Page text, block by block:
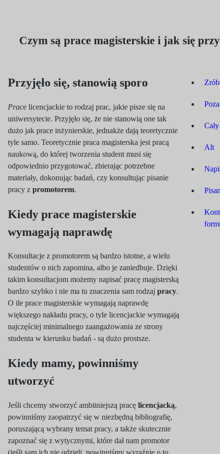
Czym są prace magisterskie i jak się
Przyjęło się, stanowią sporo
Prace licencjackie to rodzaj prac, jakie pisze się na
uniwersytecie. Przyjęło się, że nie stanowią one tak
dużo jak prace inżynierskie, jednakże dają teoretycznie
tyle samo. Teoretycznie praca magisterska jest pracą
naukową, do której tworzenia student musi się
odpowiednio przygotować, zbierając potrzebne
materiały, dokonując badań, czy konsultując pisanie
pracy z promotorem.
Kiedy prace magisterskie
wymagają naprawdę
Konsultacje z promotorem są bardzo istotne, a wielu
studentów o nich zapomina, albo je zaniedbuje. Dzięki
takim konsultacjom możemy napisać pracę magisterską
bardzo szybko i nie ma tu znaczenia sam rodzaj pracy.
O ile prace magisterskie wymagają naprawdę
większego nakładu pracy, o tyle licencjackie wymagają
najczęściej minimalnego zaangażowania ze strony
studenta w kierunku badań - są dużo prostsze.
Kiedy mamy, powinniśmy
utworzyć
Jeśli chcemy stworzyć ambitniejszą pracę licencjacką,
powinniśmy zaopatrzyć się w niezbędną bibliografię,
poruszającą wybrany temat pracy, a także skutecznie
zapoznać się z wytycznymi, które dał nam promotor
Poza
Cały
Alt